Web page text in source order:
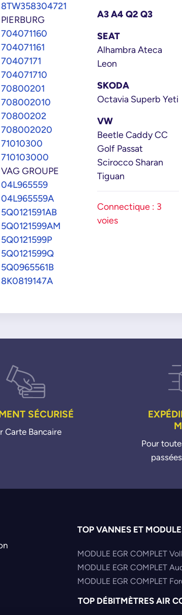
8TW358304721
PIERBURG
704071160
704071161
70407171
704071710
70800201
708002010
70800202
708002020
71010300
710103000
VAG GROUPE
04L965559
04L965559A
5Q0121591AB
5Q0121599AM
5Q0121599P
5Q0121599Q
5Q0965561B
8K0819147A
A3 A4 Q2 Q3
SEAT
Alhambra Ateca
Leon
SKODA
Octavia Superb Yeti
VW
Beetle Caddy CC
Golf Passat
Scirocco Sharan
Tiguan
Connectique : 3
voies
SÉCURISÉ
Carte Bancaire
Pour
TOP VANNES ET
MODULE EGR COMPLET
MODULE EGR COMPLET
MODULE EGR COMPLET
TOP DÉBITMÈTRES AIR